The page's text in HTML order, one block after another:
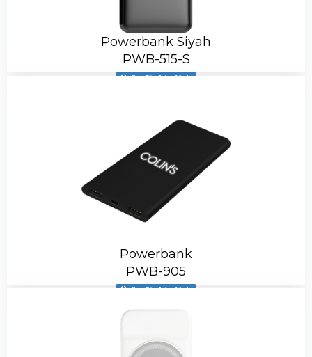
Powerbank Siyah
PWB-515-S
Ürün Stokta Yok
Powerbank
PWB-905
Ürün Stokta Yok